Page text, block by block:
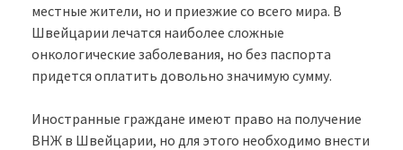
местные жители, но и приезжие со всего мира. В
Швейцарии лечатся наиболее сложные
онкологические заболевания, но без паспорта
придется оплатить довольно значимую сумму.
Иностранные граждане имеют право на получение
ВНЖ в Швейцарии, но для этого необходимо внести